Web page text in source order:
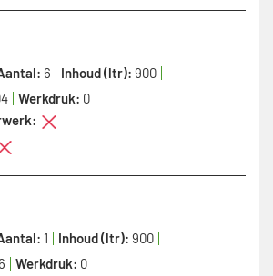
6 Inhoud (ltr): 900
Werkdruk: 0
1 Inhoud (ltr): 900
Werkdruk: 0